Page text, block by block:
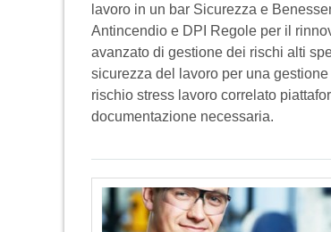
lavoro in un bar Sicurezza e
Antincendio e DPI Regole per il
avanzato di gestione dei rischi alti
sicurezza del lavoro per una
rischio stress lavoro correlato
documentazione necessaria.